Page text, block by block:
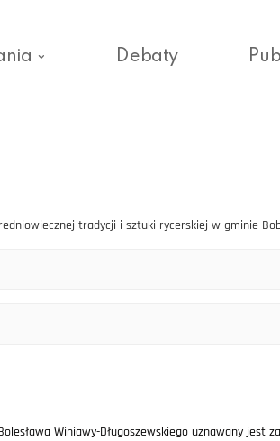
Debaty
tradycji i sztuki rycerskiej w gminie
Winiawy-Długoszewskiego uznawany jest